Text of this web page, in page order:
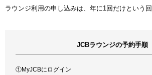
ラウンジ利用の申し込みは、年に1回だけという回
JCBラウンジの予約手順
①MyJCBにログイン